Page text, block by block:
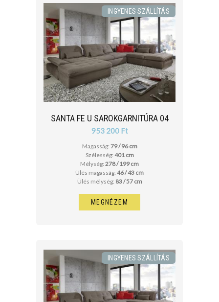
SANTA FE U SAROKGARNITÚRA 04
953 200 Ft
INGYENES SZÁLLÍTÁS
Magasság: 79 / 96 cm
Szélesség: 401 cm
Mélység: 278 / 199 cm
Ülés magasság: 46 / 43 cm
Ülés mélység: 83 / 57 cm
MEGNÉZEM
INGYENES SZÁLLÍTÁS